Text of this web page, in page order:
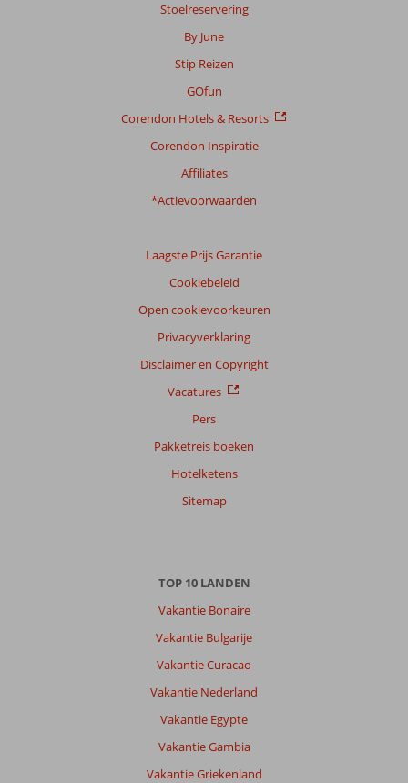
Stoelreservering
By June
Stip Reizen
GOfun
Corendon Hotels & Resorts
Corendon Inspiratie
Affiliates
*Actievoorwaarden
Laagste Prijs Garantie
Cookiebeleid
Open cookievoorkeuren
Privacyverklaring
Disclaimer en Copyright
Vacatures
Pers
Pakketreis boeken
Hotelketens
Sitemap
TOP 10 LANDEN
Vakantie Bonaire
Vakantie Bulgarije
Vakantie Curacao
Vakantie Nederland
Vakantie Egypte
Vakantie Gambia
Vakantie Griekenland